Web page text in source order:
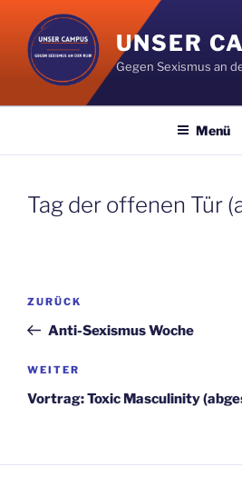
Inhalt
springen
UNSER
Gegen Sexismus an
Menü
Tag der offenen Tür
Beitragsnavigation
Vorheriger
Beitrag
ZURÜCK
Anti-Sexismus Woche
Nächster
Beitrag
WEITER
Vortrag: Toxic Masculinity